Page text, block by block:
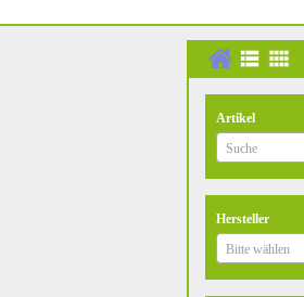
Artikel
Suche
Hersteller
Bitte wählen